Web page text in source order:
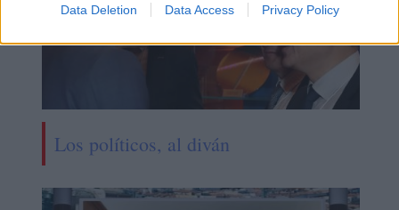
Data Deletion Data Access Privacy Policy
Los políticos, al diván